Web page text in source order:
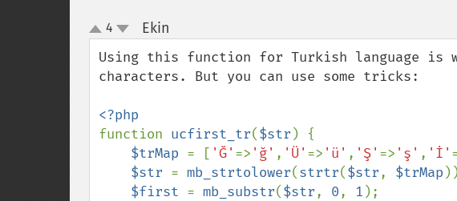
up
down
4 Ekin
Using this function for Turkish language is
characters. But you can use some tricks:
function ucfirst_tr($str ) {
$trMap = [ 'Ğ' => 'ğ' , 'Ü' => 'ü' , 'Ş' => 'ş' , 'İ'
$str = mb_strtolower(strtr($str, $trMap
$first = mb_substr($str, 0, 1 );